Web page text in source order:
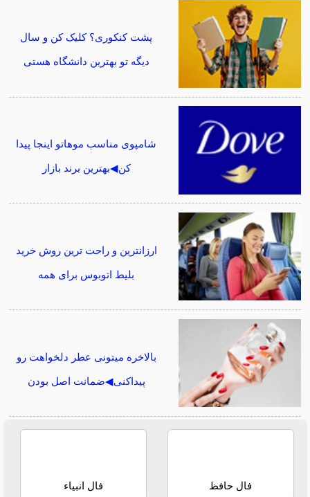
پشت کنکوری؟ کلیک کن و سال
دیگه تو بهترین دانشگاه هستی
شامپوی مناسب موهاتو اینجا پیدا
کن◀بهترین برند بازار
ارزانترین و راحت ترین روش خرید
بلیط اتوبوس برای همه
بالاخره میتونی عطر دلخواهت رو
پیداکنی◀ضمانت اصل بودن
فال حافظ فال انبیاء